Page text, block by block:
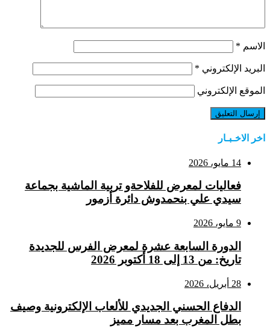
الاسم *
البريد الإلكتروني *
الموقع الإلكتروني
اخر الاخـبـار
14 مايو، 2026
فعاليات لمعرض للفلاحةو تربية الماشية بجماعة
سيدي علي بنحمدوش دائرة أزمور
9 مايو، 2026
الدورة السابعة عشرة لمعرض الفرس للجديدة
تاريخ: من 13 إلى 18 أكتوبر 2026
28 أبريل، 2026
الدفاع الحسني الجديدي للألعاب الإلكترونية وصيف
بطل المغرب بعد مسار مميز